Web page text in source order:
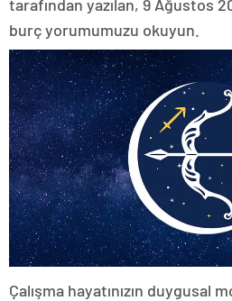
tarafından yazılan, 9 Ağustos
burç yorumumuzu okuyun.
Çalışma hayatınızın duygusal